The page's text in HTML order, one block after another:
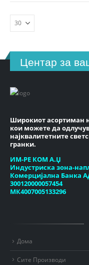
Центар за
Широкиот асортиман
кои можете да
најквалитетните
гранки.
ИМ-РЕ КОМ А.Џ
Индустриска зона-
Комерцијална Банка
300120000057454
МК4007005133296
Дома
Сите Производи